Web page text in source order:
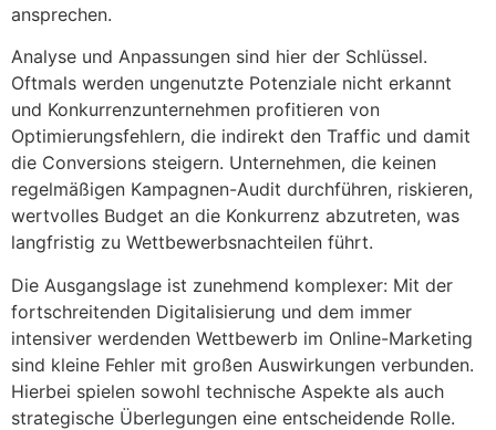
ansprechen.
Analyse und Anpassungen sind hier der Schlüssel.
Oftmals werden ungenutzte Potenziale nicht erkannt
und Konkurrenzunternehmen profitieren von
Optimierungsfehlern, die indirekt den Traffic und damit
die Conversions steigern. Unternehmen, die keinen
regelmäßigen Kampagnen-Audit durchführen, riskieren,
wertvolles Budget an die Konkurrenz abzutreten, was
langfristig zu Wettbewerbsnachteilen führt.
Die Ausgangslage ist zunehmend komplexer: Mit der
fortschreitenden Digitalisierung und dem immer
intensiver werdenden Wettbewerb im Online-Marketing
sind kleine Fehler mit großen Auswirkungen verbunden.
Hierbei spielen sowohl technische Aspekte als auch
strategische Überlegungen eine entscheidende Rolle.